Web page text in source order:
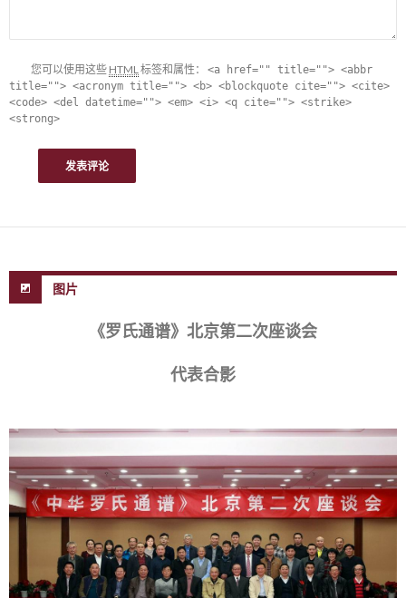
您可以使用这些 HTML标签和属性： <a href="" title=""> <abbr
title=""> <acronym title=""> <b> <blockquote cite=""> <cite>
<code> <del datetime=""> <em> <i> <q cite=""> <strike>
<strong>
图片
《罗氏通谱》北京第二次座谈会
代表合影